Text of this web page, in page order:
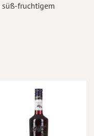
süß-fruchtigem